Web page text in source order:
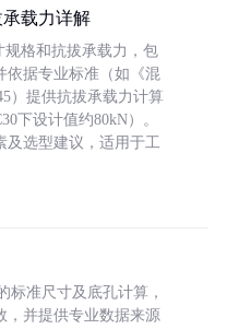
载力详解
规格和抗拔承载力，包
依据专业标准（如《混
）提供抗拔承载力计算
下设计值约80kN）。
及选型建议，适用于工
标准尺寸及底孔计算，
，并提供专业数据来源